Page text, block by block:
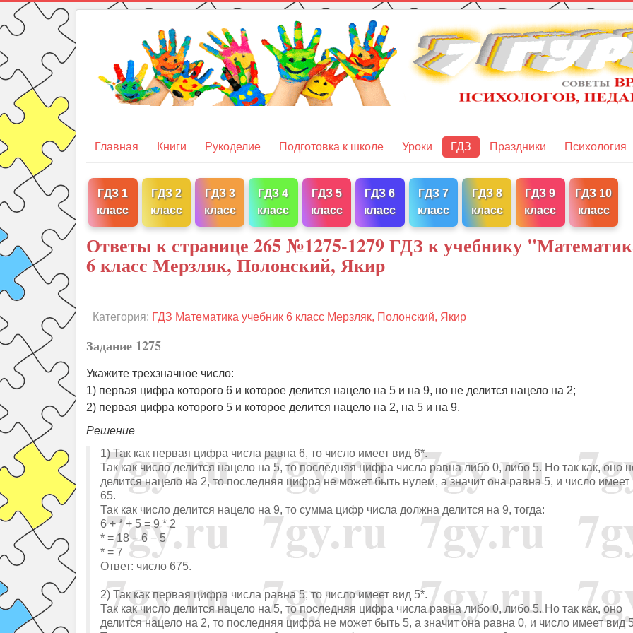
Главная Книги Рукоделие Подготовка к школе Уроки ГДЗ Праздники Психология
ГДЗ 1
класс
ГДЗ 2
класс
ГДЗ 3
класс
ГДЗ 4
класс
ГДЗ 5
класс
ГДЗ 6
класс
ГДЗ 7
класс
ГДЗ 8
класс
ГДЗ 9
класс
ГДЗ 10
класс
Ответы к странице 265 №1275-1279 ГДЗ к учебнику
6 класс Мерзляк, Полонский, Якир
Категория: ГДЗ Математика учебник 6 класс Мерзляк, Полонский, Якир
Задание 1275
Укажите трехзначное число:
1) первая цифра которого 6 и которое делится нацело на 5 и на 9, но не делится нацело на 2;
2) первая цифра которого 5 и которое делится нацело на 2, на 5 и на 9.
Решение
1) Так как первая цифра числа равна 6, то число имеет вид 6*.
Так как число делится нацело на 5, то последняя цифра числа равна либо 0, либо 5. Но так как, оно
делится нацело на 2, то последняя цифра не может быть нулем, а значит она равна 5, и число имеет
65.
Так как число делится нацело на 9, то сумма цифр числа должна делится на 9, тогда:
6 + * + 5 = 9 * 2
* = 18 − 6 − 5
* = 7
Ответ: число 675.
2) Так как первая цифра числа равна 5, то число имеет вид 5*.
Так как число делится нацело на 5, то последняя цифра числа равна либо 0, либо 5. Но так как, оно
делится нацело на 2, то последняя цифра не может быть 5, а значит она равна 0, и число имеет вид